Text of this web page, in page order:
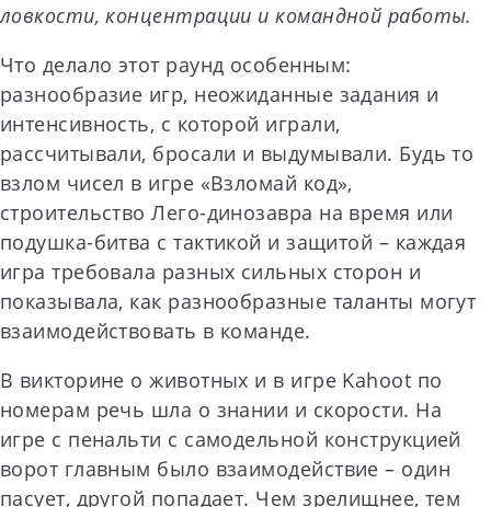
ловкости, концентрации и командной работы.
Что делало этот раунд особенным:
разнообразие игр, неожиданные задания и
интенсивность, с которой играли,
рассчитывали, бросали и выдумывали. Будь то
взлом чисел в игре «Взломай код»,
строительство Лего-динозавра на время или
подушка-битва с тактикой и защитой – каждая
игра требовала разных сильных сторон и
показывала, как разнообразные таланты могут
взаимодействовать в команде.
В викторине о животных и в игре Kahoot по
номерам речь шла о знании и скорости. На
игре с пенальти с самодельной конструкцией
ворот главным было взаимодействие – один
пасует, другой попадает. Чем зрелищнее, тем